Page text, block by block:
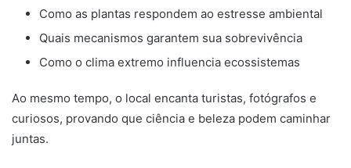
Como as plantas respondem ao estresse ambiental
Quais mecanismos garantem sua sobrevivência
Como o clima extremo influencia ecossistemas
Ao mesmo tempo, o local encanta turistas, fotógrafos e
curiosos, provando que ciência e beleza podem caminhar
juntas.